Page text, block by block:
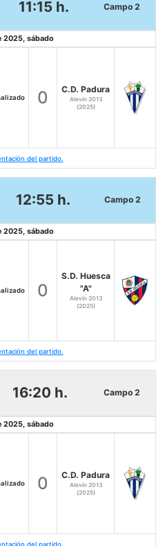
11:15 h. Campo 2
2025, sábado
0 C.D. Padura
Alevín 2013
(2025)
del partido.
12:55 h. Campo 2
2025, sábado
0
S.D. Huesca
"A"
Alevín 2013
(2025)
del partido.
16:20 h. Campo 2
2025, sábado
0 C.D. Padura
Alevín 2013
(2025)
del partido.